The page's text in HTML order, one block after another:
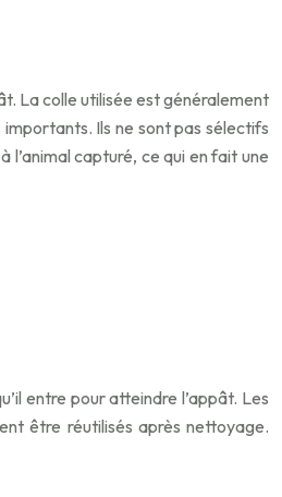
La colle utilisée est généralement
Ils ne sont pas sélectifs
capturé, ce qui en fait une
entre pour atteindre l’appât. Les
être réutilisés après nettoyage.